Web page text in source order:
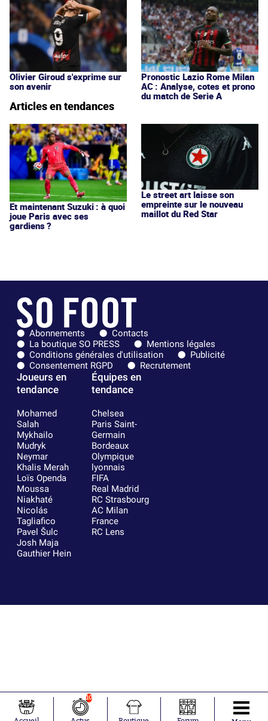
Olivier Giroud s'exprime sur
son avenir
Pronostic Lazio Rome Milan
AC : Analyse, cotes et prono
du match de Serie A
Articles en tendances
Et maintenant Suzuki : à quoi
joue Paris avec ses
gardiens ?
Le street art laisse son
empreinte sur le nouveau
maillot du Red Star
Abonnements
Contacts
La boutique SO PRESS
Mentions légales
Conditions générales d'utilisation
Publicité
Consentement RGPD
Recrutement
Joueurs en
tendance
Mohamed
Salah
Mykhailo
Mudryk
Neymar
Khalis Merah
Loïs Openda
Moussa
Niakhaté
Nicolás
Tagliafico
Pavel Šulc
Josh Maja
Gauthier Hein
Équipes en
tendance
Chelsea
Paris Saint-
Germain
Bordeaux
Olympique
lyonnais
FIFA
Real Madrid
RC Strasbourg
AC Milan
France
RC Lens
10